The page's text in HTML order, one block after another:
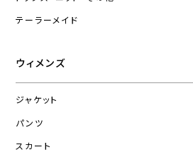
テーラーメイド
ウィメンズ
ジャケット
パンツ
スカート